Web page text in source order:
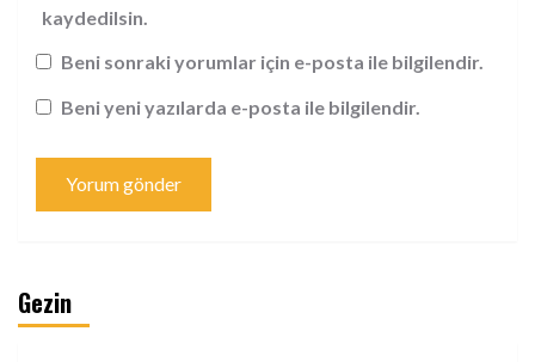
kaydedilsin.
Beni sonraki yorumlar için e-posta ile bilgilendir.
Beni yeni yazılarda e-posta ile bilgilendir.
Gezin